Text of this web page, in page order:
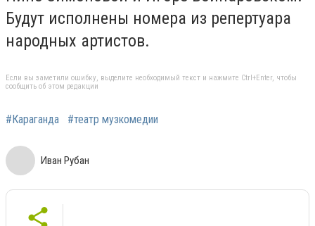
Будут исполнены номера из репертуара
народных артистов.
Если вы заметили ошибку, выделите необходимый текст и нажмите Ctrl+Enter, чтобы
сообщить об этом редакции
#Караганда #театр музкомедии
Иван Рубан